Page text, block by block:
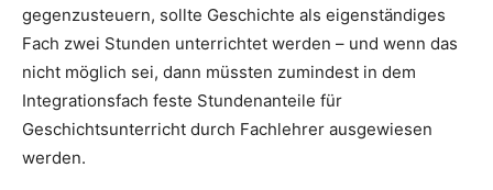
gegenzusteuern, sollte Geschichte als eigenständiges
Fach zwei Stunden unterrichtet werden – und wenn das
nicht möglich sei, dann müssten zumindest in dem
Integrationsfach feste Stundenanteile für
Geschichtsunterricht durch Fachlehrer ausgewiesen
werden.